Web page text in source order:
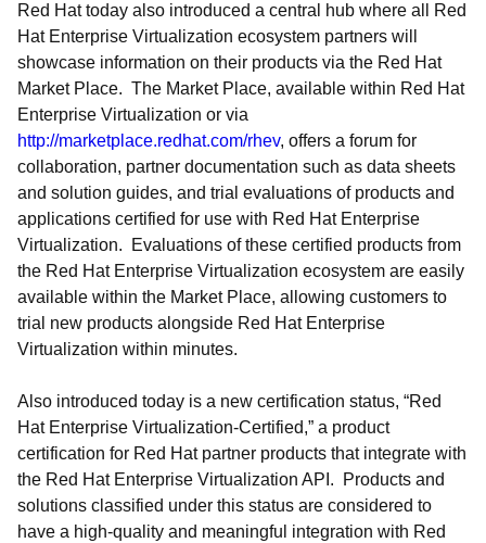
Red Hat today also introduced a central hub where all Red
Hat Enterprise Virtualization ecosystem partners will
showcase information on their products via the Red Hat
Market Place. The Market Place, available within Red Hat
Enterprise Virtualization or via
http://marketplace.redhat.com/rhev, offers a forum for
collaboration, partner documentation such as data sheets
and solution guides, and trial evaluations of products and
applications certified for use with Red Hat Enterprise
Virtualization. Evaluations of these certified products from
the Red Hat Enterprise Virtualization ecosystem are easily
available within the Market Place, allowing customers to
trial new products alongside Red Hat Enterprise
Virtualization within minutes.
Also introduced today is a new certification status, “Red
Hat Enterprise Virtualization-Certified,” a product
certification for Red Hat partner products that integrate with
the Red Hat Enterprise Virtualization API. Products and
solutions classified under this status are considered to
have a high-quality and meaningful integration with Red